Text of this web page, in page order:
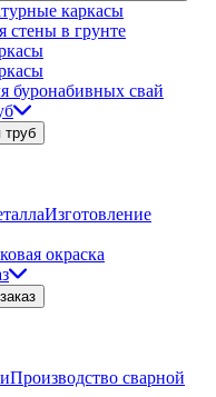
каркасы
стены в грунте
буронабивных свай
труб
Изготовление
окраска
Производство сварной